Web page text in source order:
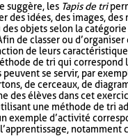
suggère, les Tapis de tri
des idées, des images, des
objets selon la
de classer ou
de leurs
de tri qui correspond
peuvent se servir, par
de cerceaux, de
des élèves dans cet
une méthode de tri
exemple d’activité
notamment